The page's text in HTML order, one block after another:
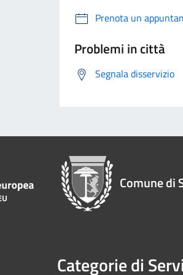
Prenota un
Problemi in città
Segnala disservizio
Comune di
Categorie di